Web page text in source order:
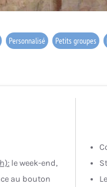
Personnalisé Petits groupes
le week-end,
au bouton